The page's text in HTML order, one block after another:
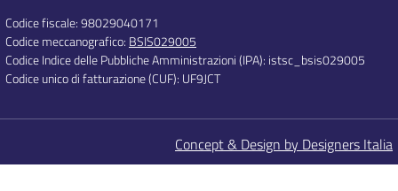
Codice fiscale: 98029040171
Codice meccanografico: BSIS029005
Codice Indice delle Pubbliche Amministrazioni (IPA): istsc_bsis029005
Codice unico di fatturazione (CUF): UF9JCT
Concept & Design by Designers Italia